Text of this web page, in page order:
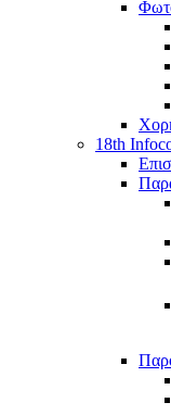
18th